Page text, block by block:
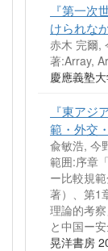
『第一
けられな
赤木 完爾,
著:Array,
慶應義塾
『東アジ
範・外交
兪敏浩, 今
範囲:序章
ー比較規
著）、第1
理論的考
と中国ー
晃洋書房